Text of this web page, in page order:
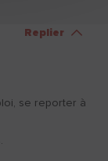
Replier
se reporter à